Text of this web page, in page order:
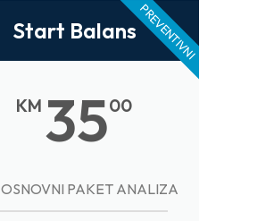
Start Balans
KM 3500
OSNOVNI PAKET ANALIZA
PREVENTIVNI